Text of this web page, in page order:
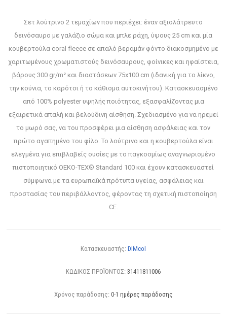
Σετ λούτρινο 2 τεμαχίων που περιέχει: έναν αξιολάτρευτο
δεινόσαυρο με γαλάζιο σώμα και μπλε ράχη, ύψους 25 cm και μία
κουβερτούλα coral fleece σε απαλό βεραμάν φόντο διακοσμημένο με
χαριτωμένους χρωματιστούς δεινόσαυρους, φοίνικες και ηφαίστεια,
βάρους 300 gr/m² και διαστάσεων 75x100 cm (ιδανική για το λίκνο,
την κούνια, το καρότσι ή το κάθισμα αυτοκινήτου). Κατασκευασμένο
από 100% polyester υψηλής ποιότητας, εξασφαλίζοντας μια
εξαιρετικά απαλή και βελούδινη αίσθηση. Σχεδιασμένο για να ηρεμεί
το μωρό σας, να του προσφέρει μια αίσθηση ασφάλειας και τον
πρώτο αγαπημένο του φίλο. Το λούτρινο και η κουβερτούλα είναι
ελεγμένα για επιβλαβείς ουσίες με το παγκοσμίως αναγνωρισμένο
πιστοποιητικό OEKO-TEX® Standard 100 και έχουν κατασκευαστεί
σύμφωνα με τα ευρωπαϊκά πρότυπα υγείας, ασφάλειας και
προστασίας του περιβάλλοντος, φέροντας τη σχετική πιστοποίηση
CE.
Κατασκευαστής: DIMcol
ΚΩΔΙΚΟΣ ΠΡΟΪΟΝΤΟΣ: 31411811006
Χρόνος παράδοσης: 0-1 ημέρες παράδοσης